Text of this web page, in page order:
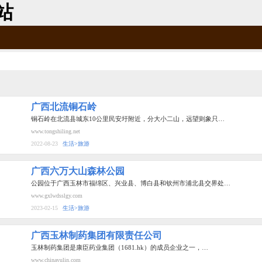
广西北流铜石岭
铜石岭在北流县城东10公里民安圩附近，分大小二山，远望则象只…
www.tongshiling.net
2022-08-23
生活>旅游
广西六万大山森林公园
公园位于广西玉林市福绵区、兴业县、博白县和钦州市浦北县交界处…
www.gxlwdsslgy.com
2023-02-15
生活>旅游
广西玉林制药集团有限责任公司
玉林制药集团是康臣药业集团（1681.hk）的成员企业之一，…
www.chinayulin.com